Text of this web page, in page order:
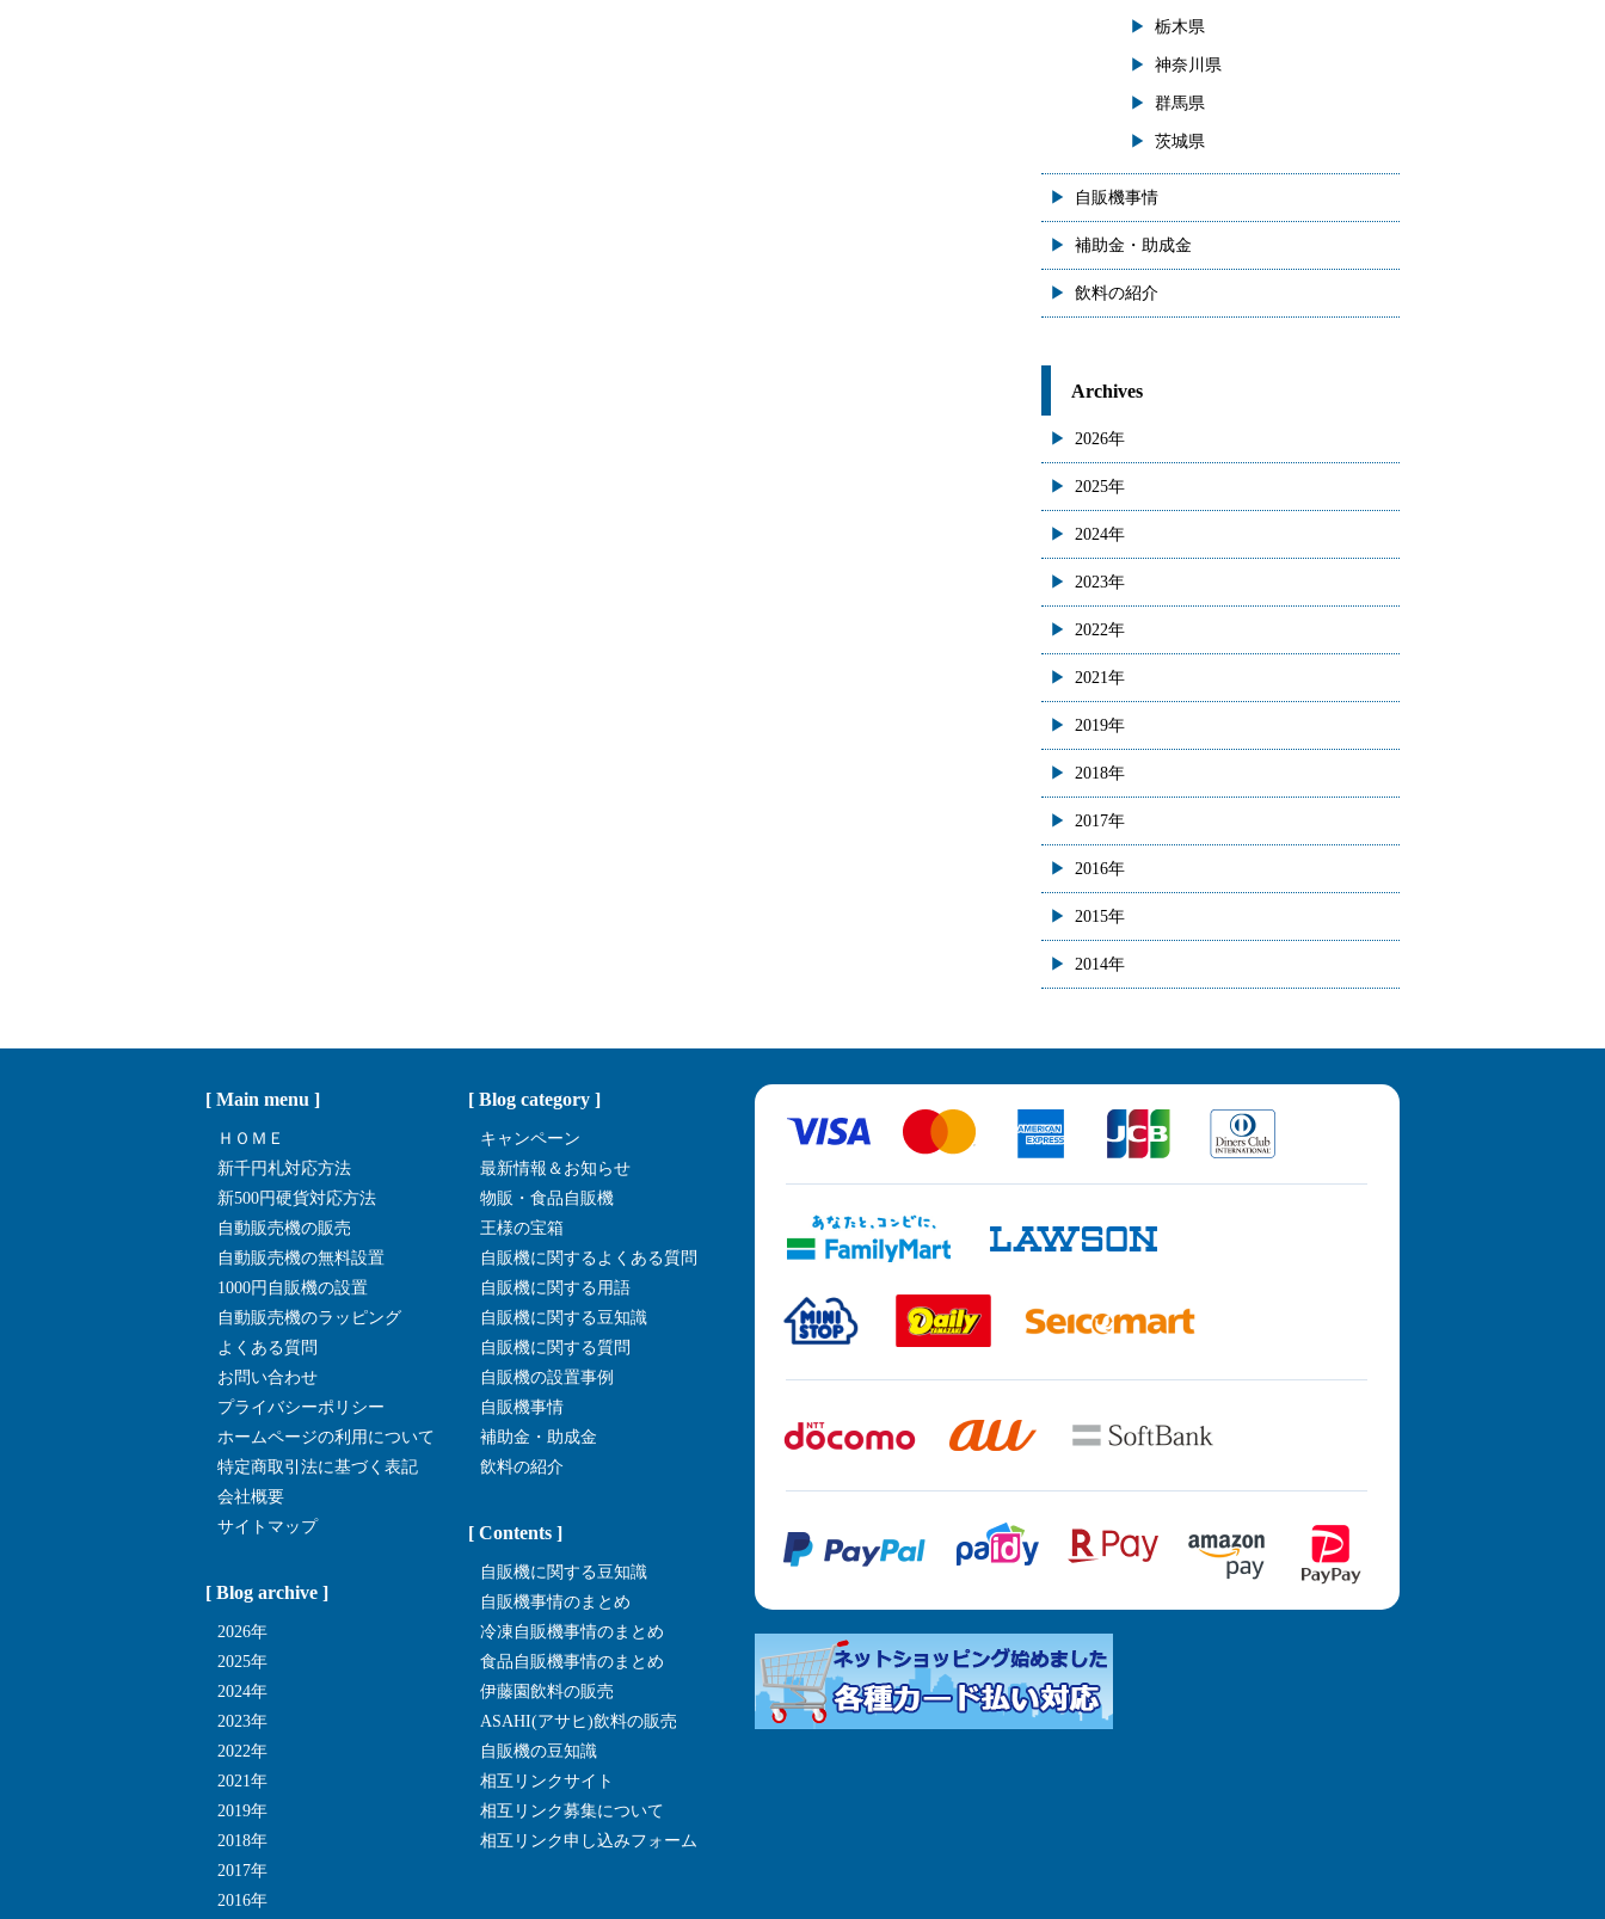
栃木県
神奈川県
群馬県
茨城県
自販機事情
補助金・助成金
飲料の紹介
Archives
2026年
2025年
2024年
2023年
2022年
2021年
2019年
2018年
2017年
2016年
2015年
2014年
[ Main menu ]
ＨＯＭＥ
新千円札対応方法
新500円硬貨対応方法
自動販売機の販売
自動販売機の無料設置
1000円自販機の設置
自動販売機のラッピング
よくある質問
お問い合わせ
プライバシーポリシー
ホームページの利用について
特定商取引法に基づく表記
会社概要
サイトマップ
[ Blog archive ]
2026年
2025年
2024年
2023年
2022年
2021年
2019年
2018年
2017年
2016年
[ Blog category ]
キャンペーン
最新情報＆お知らせ
物販・食品自販機
王様の宝箱
自販機に関するよくある質問
自販機に関する用語
自販機に関する豆知識
自販機に関する質問
自販機の設置事例
自販機事情
補助金・助成金
飲料の紹介
[ Contents ]
自販機に関する豆知識
自販機事情のまとめ
冷凍自販機事情のまとめ
食品自販機事情のまとめ
伊藤園飲料の販売
ASAHI(アサヒ)飲料の販売
自販機の豆知識
相互リンクサイト
相互リンク募集について
相互リンク申し込みフォーム